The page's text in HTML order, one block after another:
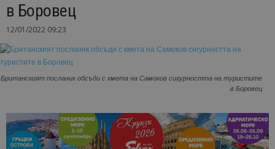
в Боровец
12/01/2022 09:23
Британският посланик обсъди с кмета на Самоков сигурността на туристите
в Боровец